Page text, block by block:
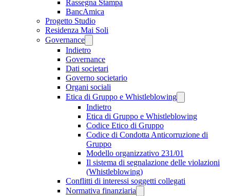
Rassegna Stampa
BancAmica
Progetto Studio
Residenza Mai Soli
Governance
Indietro
Governance
Dati societari
Governo societario
Organi sociali
Etica di Gruppo e Whistleblowing
Indietro
Etica di Gruppo e Whistleblowing
Codice Etico di Gruppo
Codice di Condotta Anticorruzione di
Gruppo
Modello organizzativo 231/01
Il sistema di segnalazione delle violazioni
(Whistleblowing)
Conflitti di interessi soggetti collegati
Normativa finanziaria